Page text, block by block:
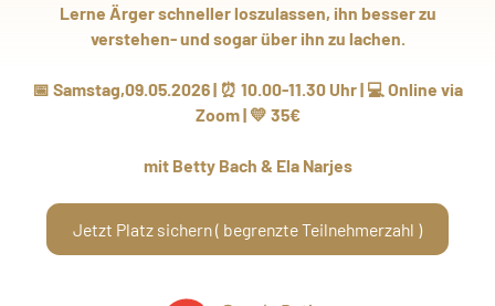
Lerne Ärger schneller loszulassen, ihn besser zu
verstehen- und sogar über ihn zu lachen.
📅 Samstag,09.05.2026 | ⏰ 10.00-11.30 Uhr | 💻 Online via
Zoom | 💛 35€
mit Betty Bach & Ela Narjes
Jetzt Platz sichern ( begrenzte Teilnehmerzahl )